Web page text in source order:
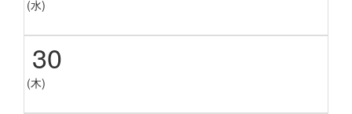
(水)
30
(木)